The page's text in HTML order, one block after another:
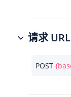
请求 URL
POST